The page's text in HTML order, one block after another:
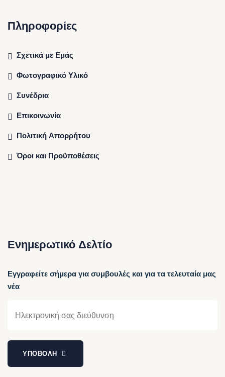
Πληροφορίες
Σχετικά με Εμάς
Φωτογραφικό Υλικό
Συνέδρια
Επικοινωνία
Πολιτική Απορρήτου
Όροι και Προϋποθέσεις
Ενημερωτικό Δελτίο
Εγγραφείτε σήμερα για συμβουλές και για τα τελευταία μας
νέα
ΥΠΟΒΟΛΗ